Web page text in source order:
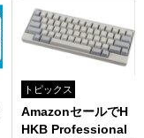
トピックス
AmazonセールでH
HKB Professional